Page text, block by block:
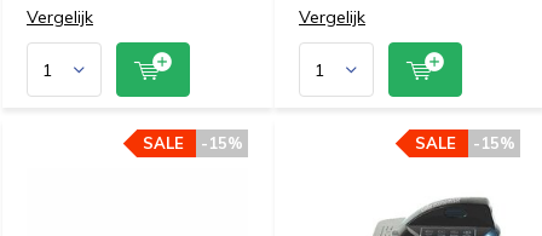
Vergelijk Vergelijk
-15%
SALE -15%
SALE